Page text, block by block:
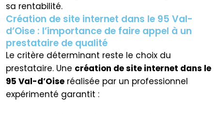
sa rentabilité.
Création de site internet dans le 95 Val-
d’Oise : l’importance de faire appel à un
prestataire de qualité
Le critère déterminant reste le choix du
prestataire. Une création de site internet dans le
95 Val-d’Oise réalisée par un professionnel
expérimenté garantit :